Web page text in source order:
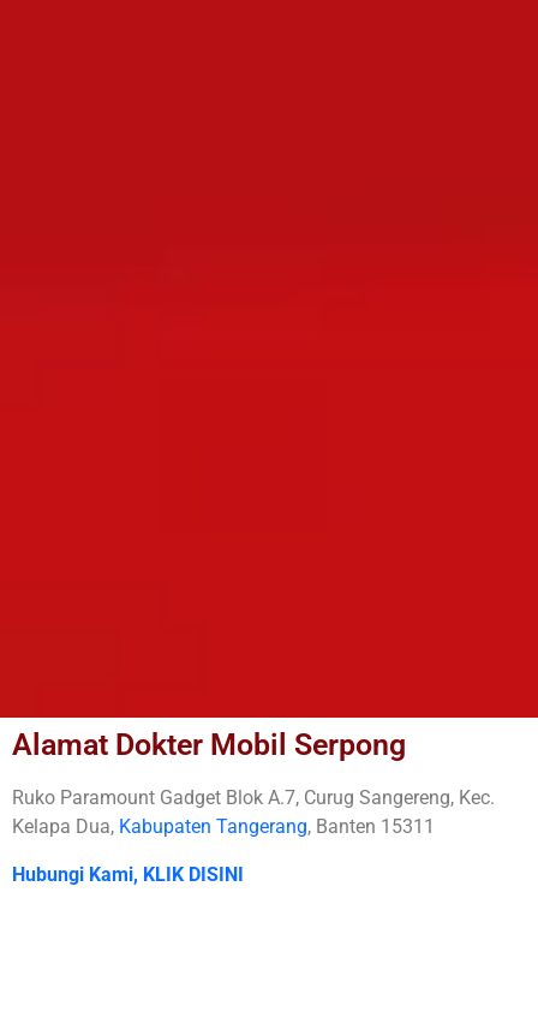
Alamat Dokter Mobil Serpong
Ruko Paramount Gadget Blok A.7, Curug Sangereng, Kec.
Kelapa Dua, Kabupaten Tangerang, Banten 15311
Hubungi Kami, KLIK DISINI